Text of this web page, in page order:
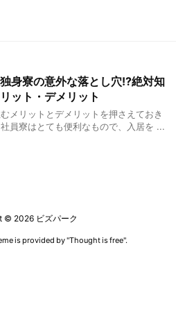
身寮の意外な落とし穴!?絶対知
ット・デメリット
メリットとデメリットを押さえておき
員寮はとても便利なもので、入居を ...
© 2026 ビズパーク
is provided by "Thought is free".